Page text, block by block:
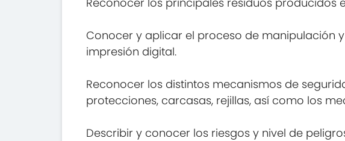
Conocer y aplicar el proceso de manipulación
impresión digital.
Reconocer los distintos mecanismos de
protecciones, carcasas, rejillas, así como los
Describir y conocer los riesgos y nivel de